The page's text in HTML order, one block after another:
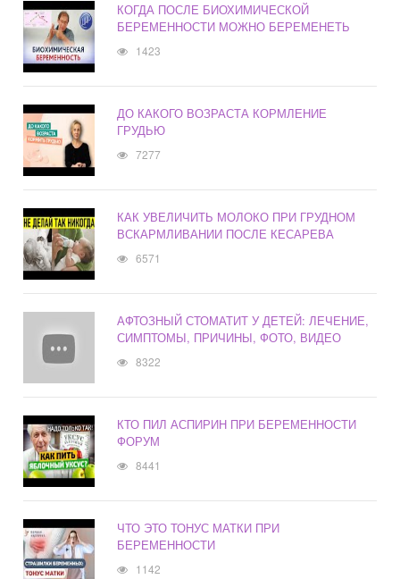
КОГДА ПОСЛЕ БИОХИМИЧЕСКОЙ
БЕРЕМЕННОСТИ МОЖНО БЕРЕМЕНЕТЬ
1423
ДО КАКОГО ВОЗРАСТА КОРМЛЕНИЕ
ГРУДЬЮ
7277
КАК УВЕЛИЧИТЬ МОЛОКО ПРИ ГРУДНОМ
ВСКАРМЛИВАНИИ ПОСЛЕ КЕСАРЕВА
6571
АФТОЗНЫЙ СТОМАТИТ У ДЕТЕЙ: ЛЕЧЕНИЕ,
СИМПТОМЫ, ПРИЧИНЫ, ФОТО, ВИДЕО
8322
КТО ПИЛ АСПИРИН ПРИ БЕРЕМЕННОСТИ
ФОРУМ
8441
ЧТО ЭТО ТОНУС МАТКИ ПРИ
БЕРЕМЕННОСТИ
1142